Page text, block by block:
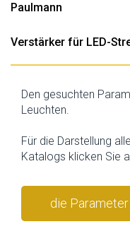
Paulmann
Verstärker für LED-
Den gesuchten
Leuchten.
Für die Darstellung
Katalogs klicken Sie
die